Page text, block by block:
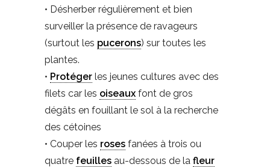
• Désherber régulièrement et bien
surveiller la présence de ravageurs
(surtout les pucerons) sur toutes les
plantes.
• Protéger les jeunes cultures avec des
filets car les oiseaux font de gros
dégâts en fouillant le sol à la recherche
des cétoines
• Couper les roses fanées à trois ou
quatre feuilles au-dessous de la fleur